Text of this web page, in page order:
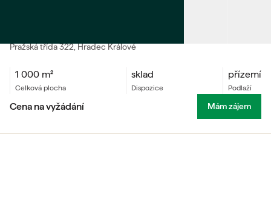
Pražská třída322, Hradec Králové
1 000 m²
celková plocha
sklad
dispozice
přízemí
podlaží
Cena na vyžádání Mám zájem